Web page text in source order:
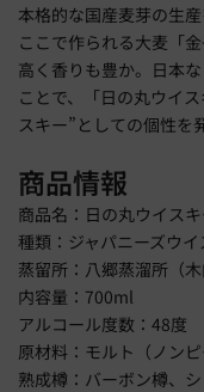
本格的な国産麦芽の生産
ここで作られる大麦「
高く香りも豊か。日本
ことで、「日の丸ウイ
スキー”としての個性を
商品情報
商品名：日の丸ウイス
種類：ジャパニーズウイ
蒸留所：八郷蒸溜所（木
内容量：700ml
アルコール度数：48度
原材料：モルト（ノンピ
熟成樽：バーボン樽、